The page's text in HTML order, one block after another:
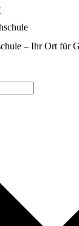
– Ihr Ort für